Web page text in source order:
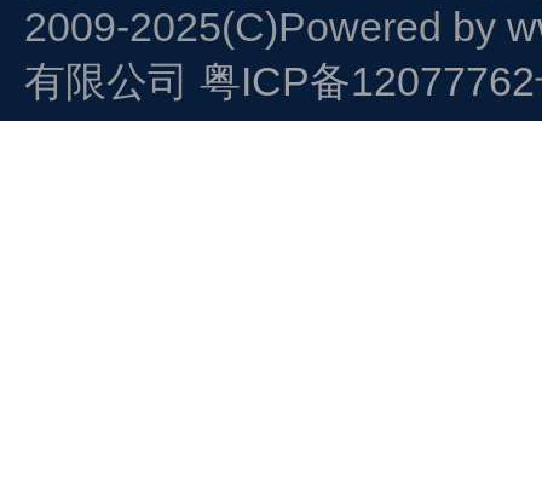
2009-2025(C)Powered by
有限公司 粤ICP备